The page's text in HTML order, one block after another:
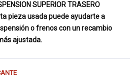
SUPERIOR TRASERO
pieza usada puede ayudarte a
o frenos con un recambio
ajustada.